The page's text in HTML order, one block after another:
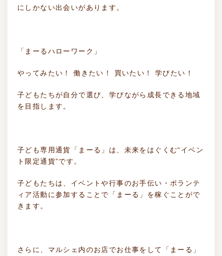
にしかない出会いがあります。
「まーるハローワーク」
やってみたい！ 働きたい！ 買いたい！ 学びたい！
子どもたちが自分で選び、学びながら成長できる地域
を目指します。
子ども専用通貨「まーる」は、未来をはぐくむ“イベン
ト限定通貨”です。
子どもたちは、イベントや行事のお手伝い・ボランテ
ィア活動に参加することで「まーる」を稼ぐことがで
きます。
さらに、マルシェ内のお店でお仕事をして「まーる」